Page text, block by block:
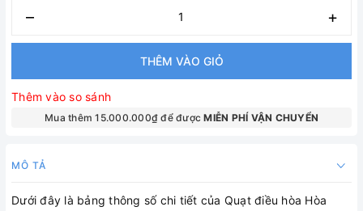
– +
THÊM VÀO GIỎ
Thêm vào so sánh
Mua thêm 15.000.000₫ để đượcMIỄN PHÍ VẬN CHUYỂN
MÔ TẢ
Dưới đây là bảng thông số chi tiết của Quạt điều hòa Hòa